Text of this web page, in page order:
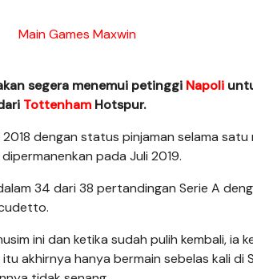
Main Games Maxwin
segera menemui petinggi Napoli
Tottenham Hotspur.
dengan status pinjaman selama satu
pada Juli 2019.
34 dari 38 pertandingan Serie A
ini dan ketika sudah pulih kembali, ia
akhirnya hanya bermain sebelas kali di